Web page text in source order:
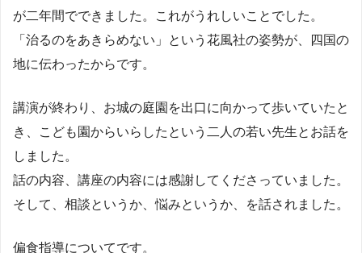
が二年間でできました。これがうれしいことでした。
「治るのをあきらめない」という花風社の姿勢が、四国の
地に伝わったからです。
講演が終わり、お城の庭園を出口に向かって歩いていたと
き、こども園からいらしたという二人の若い先生とお話を
しました。
話の内容、講座の内容には感謝してくださっていました。
そして、相談というか、悩みというか、を話されました。
偏食指導についてです。